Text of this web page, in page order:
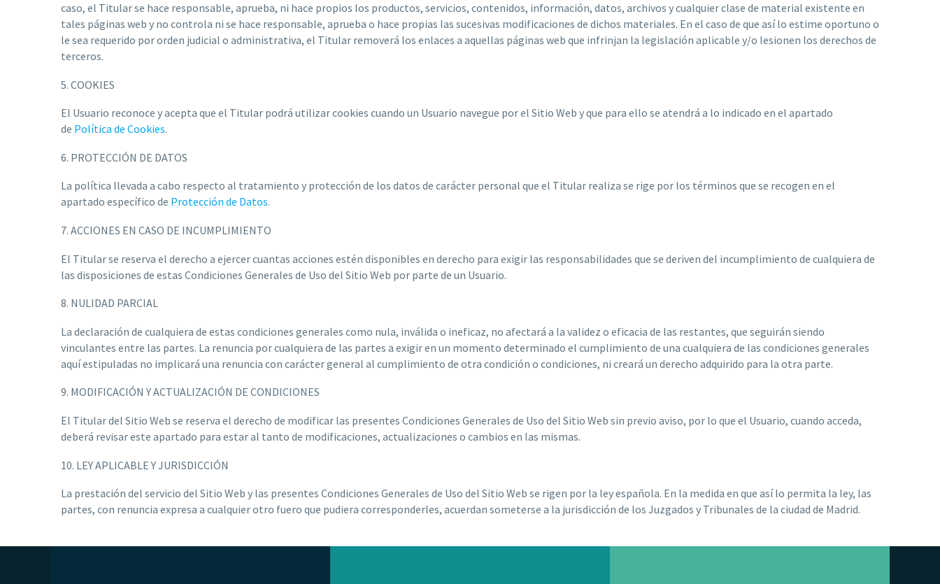
caso, el Titular se hace responsable, aprueba, ni hace propios los productos, servicios, contenidos, información, datos, archivos y cualquier clase de material existente en
tales páginas web y no controla ni se hace responsable, aprueba o hace propias las sucesivas modificaciones de dichos materiales. En el caso de que así lo estime oportuno o
le sea requerido por orden judicial o administrativa, el Titular removerá los enlaces a aquellas páginas web que infrinjan la legislación aplicable y/o lesionen los derechos de
terceros.
5. COOKIES
El Usuario reconoce y acepta que el Titular podrá utilizar cookies cuando un Usuario navegue por el Sitio Web y que para ello se atendrá a lo indicado en el apartado
de Política de Cookies.
6. PROTECCIÓN DE DATOS
La política llevada a cabo respecto al tratamiento y protección de los datos de carácter personal que el Titular realiza se rige por los términos que se recogen en el
apartado específico de Protección de Datos.
7. ACCIONES EN CASO DE INCUMPLIMIENTO
El Titular se reserva el derecho a ejercer cuantas acciones estén disponibles en derecho para exigir las responsabilidades que se deriven del incumplimiento de cualquiera de
las disposiciones de estas Condiciones Generales de Uso del Sitio Web por parte de un Usuario.
8. NULIDAD PARCIAL
La declaración de cualquiera de estas condiciones generales como nula, inválida o ineficaz, no afectará a la validez o eficacia de las restantes, que seguirán siendo
vinculantes entre las partes. La renuncia por cualquiera de las partes a exigir en un momento determinado el cumplimiento de una cualquiera de las condiciones generales
aquí estipuladas no implicará una renuncia con carácter general al cumplimiento de otra condición o condiciones, ni creará un derecho adquirido para la otra parte.
9. MODIFICACIÓN Y ACTUALIZACIÓN DE CONDICIONES
El Titular del Sitio Web se reserva el derecho de modificar las presentes Condiciones Generales de Uso del Sitio Web sin previo aviso, por lo que el Usuario, cuando acceda,
deberá revisar este apartado para estar al tanto de modificaciones, actualizaciones o cambios en las mismas.
10. LEY APLICABLE Y JURISDICCIÓN
La prestación del servicio del Sitio Web y las presentes Condiciones Generales de Uso del Sitio Web se rigen por la ley española. En la medida en que así lo permita la ley, las
partes, con renuncia expresa a cualquier otro fuero que pudiera corresponderles, acuerdan someterse a la jurisdicción de los Juzgados y Tribunales de la ciudad de Madrid.